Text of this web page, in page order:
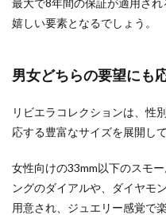
嬉しい要素となるでしょう。
男女どちらの要望にも
リビエラコレクションは、性
応する豊富なサイズを展開して
女性向けの33mm以下のスモ
ングのダイアルや、ダイヤモ
用意され、ジュエリー感覚で